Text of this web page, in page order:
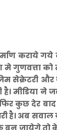
कराये गये
मे गुणवत्ता
सेक्रेटरी और
मीडिया ने
कुछ देर
अब सवाल
जायेगे तो